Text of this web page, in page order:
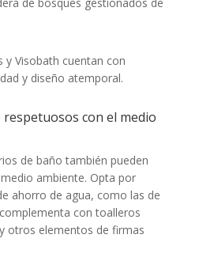
y Visobath cuentan con
y diseño atemporal.
con el medio
de baño también pueden
ambiente. Opta por
ahorro de agua, como las de
con toalleros
otros elementos de firmas